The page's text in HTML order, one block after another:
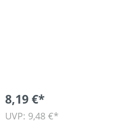
8,19 €*
UVP: 9,48 €*